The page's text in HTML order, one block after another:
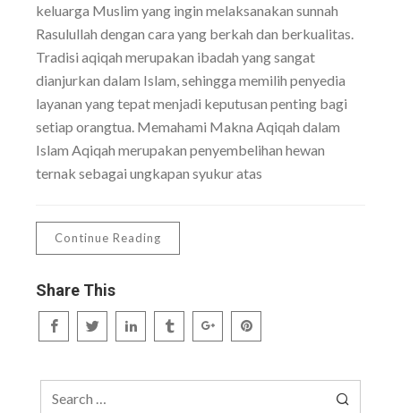
keluarga Muslim yang ingin melaksanakan sunnah
Rasulullah dengan cara yang berkah dan berkualitas.
Tradisi aqiqah merupakan ibadah yang sangat
dianjurkan dalam Islam, sehingga memilih penyedia
layanan yang tepat menjadi keputusan penting bagi
setiap orangtua. Memahami Makna Aqiqah dalam
Islam Aqiqah merupakan penyembelihan hewan
ternak sebagai ungkapan syukur atas
Continue Reading
Share This